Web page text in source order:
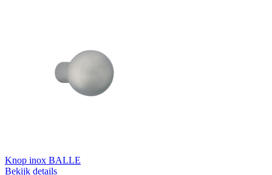
Knop inox BALLE
Bekijk details